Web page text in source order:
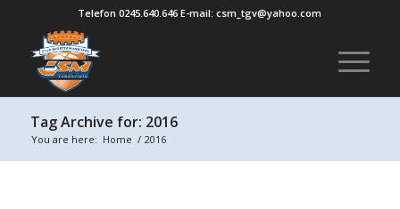
Telefon 0245.640.646 E-mail: csm_tgv@yahoo.com
Tag Archive for: 2016
You are here: Home / 2016